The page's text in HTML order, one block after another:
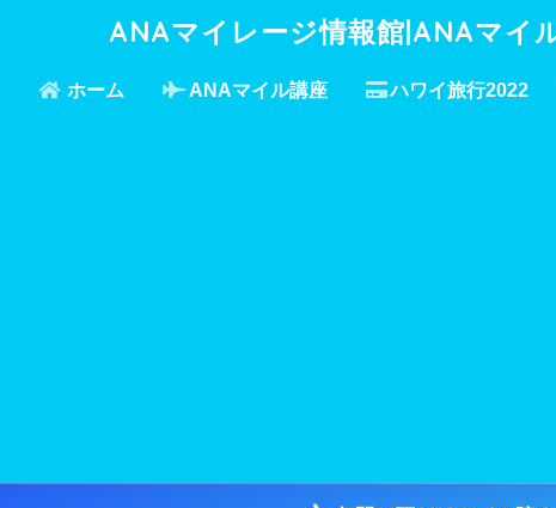
ANAマイレージ情報館|ANAマイ
ホーム ANAマイル講座 ハワイ旅行2022